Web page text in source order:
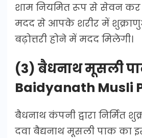
शाम नियमित रूप से सेवन
मदद से आपके शरीर में
बढ़ोत्तरी होने में मदद मिलेगी।
(3) बैधनाथ मूसली
Baidyanath Musli
बैधनाथ कंपनी द्वारा निर्मित
दवा बैद्यनाथ मूसली पाक का